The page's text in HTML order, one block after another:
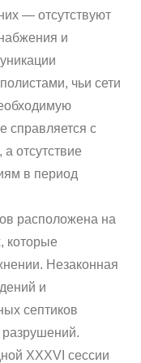
— отсутствуют
и
чьи сети
справляется с
отсутствие
в период
расположена на
которые
Незаконная
и
септиков
разрушений.
XXXVІ сессии